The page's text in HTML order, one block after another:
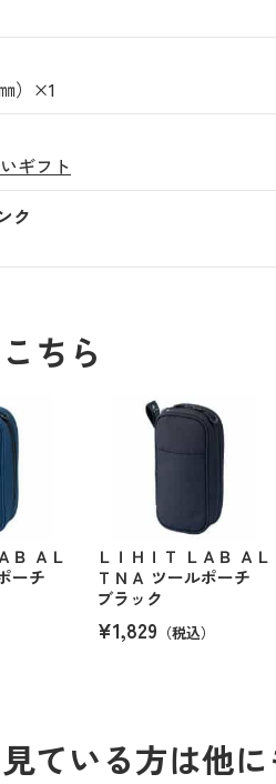
）×1
ギフト
ク
ちら
Ｂ ＡＬ
ーチ
ＬＩＨＩＴ ＬＡＢ ＡＬ
ＴＮＡ ツールポーチ
ブラック
¥1,829 （税込）
ている方は他